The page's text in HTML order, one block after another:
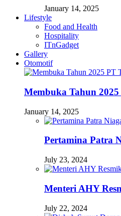
January 14, 2025
Lifestyle
Food and Health
Hospitality
ITnGadget
Gallery
Otomotif
Membuka Tahun
January 14, 2025
Pertamina Patra
July 23, 2024
Menteri AHY
July 22, 2024